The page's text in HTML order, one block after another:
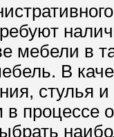
мебели в
В
стулья
в